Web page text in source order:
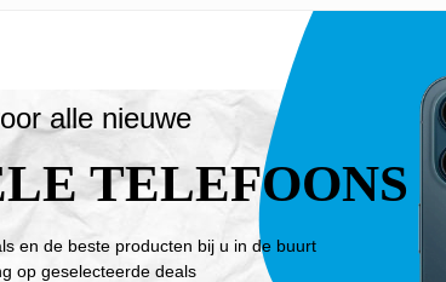
alle nieuwe
TELEFOONS
en de beste producten bij u in de buurt
op geselecteerde deals